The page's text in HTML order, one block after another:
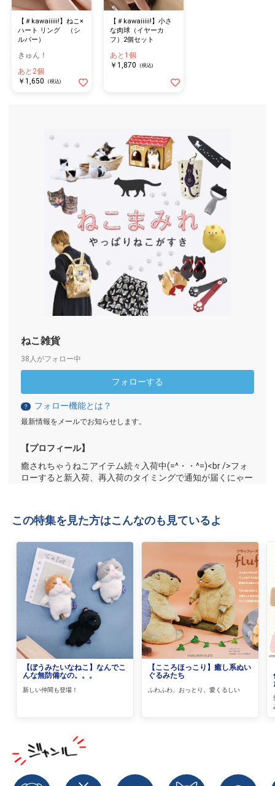
【＃kawaiiiii!】ねこ×
ハート リング （シ
ルバー）
きゅん！
あと2個
￥1,650
(税込)
【＃kawaiiiii!】小さ
な肉球（イヤーカ
フ）2個セット
あと1個
￥1,870
(税込)
ねこ雑貨
38人がフォロー中
フォローする
？ フォロー機能とは？
最新情報をメールでお知らせします。
【プロフィール】
癒されちゃうねこアイテム続々入荷中(=^・・^=)<br />フォ
ローすると新入荷、再入荷のタイミングで通知が届くにゃー
この特集を見た方はこんなのも見ているよ
【ぼうみたいなねこ】なんでこ
んな無防備なの。。。
新しい仲間も登場！
【こころほっこり】癒し系ぬい
ぐるみたち
ふわふわ、おっとり、愛くるしい